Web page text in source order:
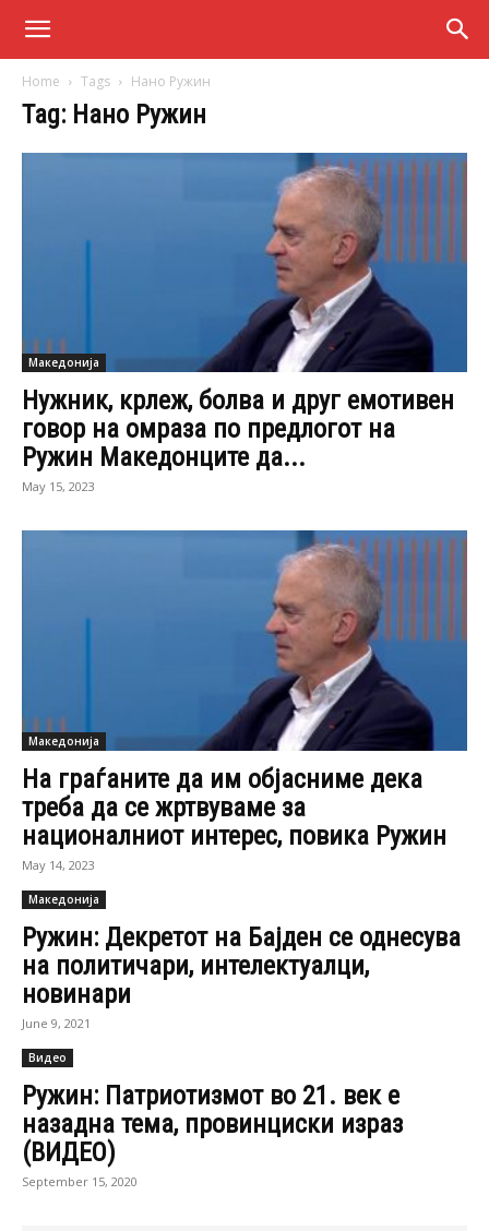
Home Tags Нано Ружин
Tag: Нано Ружин
Македонија
Нужник, крлеж, болва и друг емотивен
говор на омраза по предлогот на
Ружин Македонците да...
May 15, 2023
Македонија
На граѓаните да им објасниме дека
треба да се жртвуваме за
националниот интерес, повика Ружин
May 14, 2023
Македонија
Ружин: Декретот на Бајден се однесува
на политичари, интелектуалци,
новинари
June 9, 2021
Видео
Ружин: Патриотизмот во 21. век е
назадна тема, провинциски израз
(ВИДЕО)
September 15, 2020